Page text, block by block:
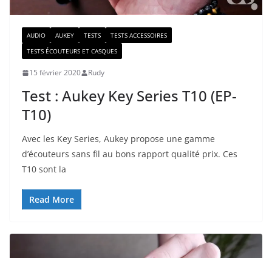
AUDIO AUKEY TESTS
TESTS ACCESSOIRES
TESTS ÉCOUTEURS ET CASQUES
15 février 2020 Rudy
Test : Aukey Key Series T10 (EP-
T10)
Avec les Key Series, Aukey propose une gamme
d’écouteurs sans fil au bons rapport qualité prix. Ces
T10 sont la
Read More